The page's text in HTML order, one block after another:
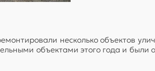
несколько объектов
объектами этого года и были